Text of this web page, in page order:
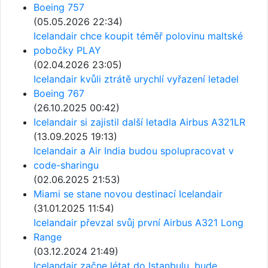
Boeing 757
(05.05.2026 22:34)
Icelandair chce koupit téměř polovinu maltské
pobočky PLAY
(02.04.2026 23:05)
Icelandair kvůli ztrátě urychlí vyřazení letadel
Boeing 767
(26.10.2025 00:42)
Icelandair si zajistil další letadla Airbus A321LR
(13.09.2025 19:13)
Icelandair a Air India budou spolupracovat v
code-sharingu
(02.06.2025 21:53)
Miami se stane novou destinací Icelandair
(31.01.2025 11:54)
Icelandair převzal svůj první Airbus A321 Long
Range
(03.12.2024 21:49)